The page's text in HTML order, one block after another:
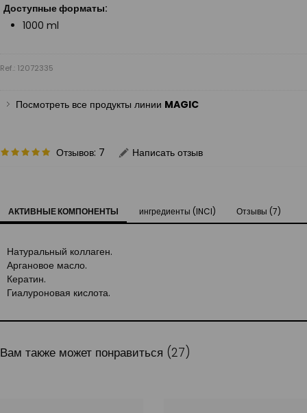
Доступные форматы:
1000 ml
Ref.: 12072335
Посмотреть все продукты линии MAGIC
Отзывов: 7 Написать отзыв
АКТИВНЫЕ КОМПОНЕНТЫ ингредиенты (INCI) Отзывы (7)
Натуральный коллаген.
Аргановое масло.
Кератин.
Гиалуроновая кислота.
Вам также может понравиться (27)